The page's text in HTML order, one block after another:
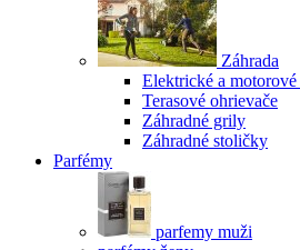
Záhrada
Elektrické a motorové
Terasové ohrievače
Záhradné grily
Záhradné stoličky
Parfémy
parfemy muži